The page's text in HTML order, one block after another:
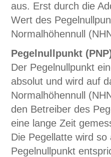
aus. Erst durch die
Wert des
Normalhöhennull
Pegelnullpunkt
Der Pegelnullpunkt
absolut und wird auf
Normalhöhennull
den Betreiber des
eine lange Zeit
Die Pegellatte wird
Pegelnullpunkt